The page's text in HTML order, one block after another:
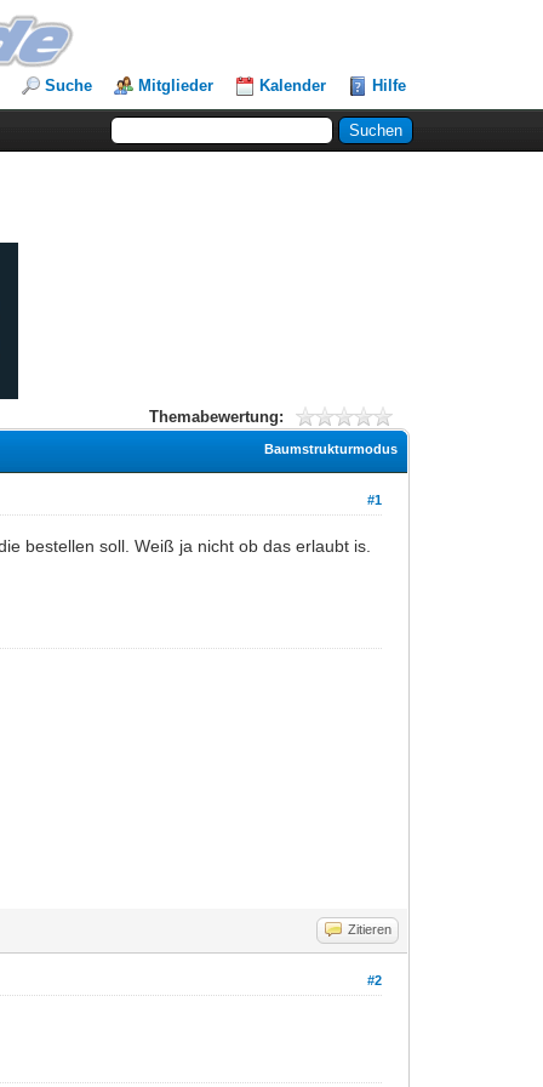
Suche Mitglieder Kalender Hilfe
Themabewertung:
Baumstrukturmodus
#1
bestellen soll. Weiß ja nicht ob das erlaubt is.
Zitieren
#2